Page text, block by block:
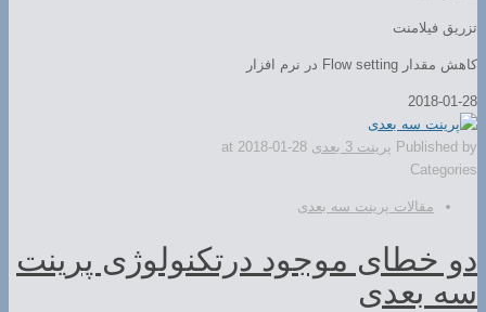
تزریق فیلامنت
کاهش مقدار Flow setting در نرم افزار
2018-01-28
Published by پرینت 3 بعدی at 2018-01-28
Categories
مقالات پرینت سه بعدی
دو خطای موجود درتکنولوژی پرینت
سه بعدی